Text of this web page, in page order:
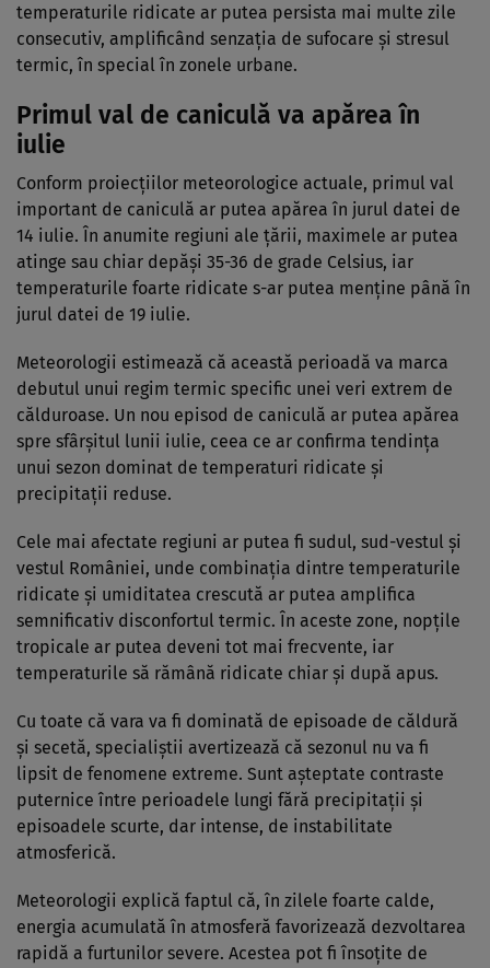
temperaturile ridicate ar putea persista mai multe zile
consecutiv, amplificând senzația de sufocare și stresul
termic, în special în zonele urbane.
Primul val de caniculă va apărea în
iulie
Conform proiecțiilor meteorologice actuale, primul val
important de caniculă ar putea apărea în jurul datei de
14 iulie. În anumite regiuni ale țării, maximele ar putea
atinge sau chiar depăși 35-36 de grade Celsius, iar
temperaturile foarte ridicate s-ar putea menține până în
jurul datei de 19 iulie.
Meteorologii estimează că această perioadă va marca
debutul unui regim termic specific unei veri extrem de
călduroase. Un nou episod de caniculă ar putea apărea
spre sfârșitul lunii iulie, ceea ce ar confirma tendința
unui sezon dominat de temperaturi ridicate și
precipitații reduse.
Cele mai afectate regiuni ar putea fi sudul, sud-vestul și
vestul României, unde combinația dintre temperaturile
ridicate și umiditatea crescută ar putea amplifica
semnificativ disconfortul termic. În aceste zone, nopțile
tropicale ar putea deveni tot mai frecvente, iar
temperaturile să rămână ridicate chiar și după apus.
Cu toate că vara va fi dominată de episoade de căldură
și secetă, specialiștii avertizează că sezonul nu va fi
lipsit de fenomene extreme. Sunt așteptate contraste
puternice între perioadele lungi fără precipitații și
episoadele scurte, dar intense, de instabilitate
atmosferică.
Meteorologii explică faptul că, în zilele foarte calde,
energia acumulată în atmosferă favorizează dezvoltarea
rapidă a furtunilor severe. Acestea pot fi însoțite de